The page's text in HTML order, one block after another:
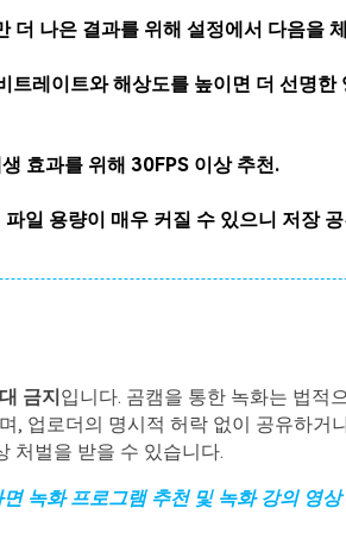
더 나은 결과를 위해 설정에서 다음을
레이트와 해상도를 높이면 더 선명한
효과를 위해 30FPS 이상 추천.
일 용량이 매우 커질 수 있으니 저장
금지입니다. 곰캠을 통한 녹화는 법적
, 업로더의 명시적 허락 없이 공유하거
처벌을 받을 수 있습니다.
면 녹화 프로그램 추천 및 녹화 강의 영상